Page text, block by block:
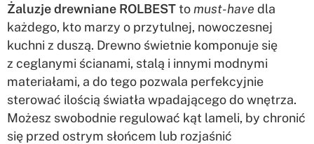
Żaluzje drewniane ROLBESTto must-have dla
każdego, kto marzy o przytulnej, nowoczesnej
kuchni z duszą. Drewno świetnie komponuje się
z ceglanymi ścianami, stalą i innymi modnymi
materiałami, a do tego pozwala perfekcyjnie
sterować ilością światła wpadającego do wnętrza.
Możesz swobodnie regulować kąt lameli, by chronić
się przed ostrym słońcem lub rozjaśnić